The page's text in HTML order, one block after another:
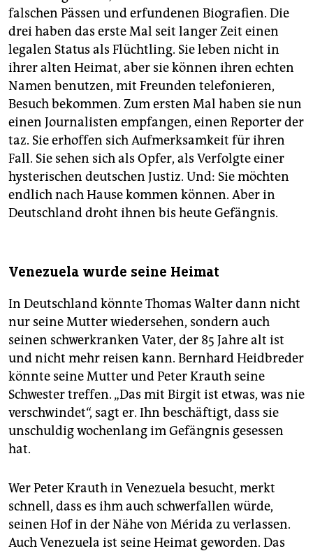
falschen Pässen und erfundenen Biografien. Die
drei haben das erste Mal seit langer Zeit einen
legalen Status als Flüchtling. Sie leben nicht in
ihrer alten Heimat, aber sie können ihren echten
Namen benutzen, mit Freunden telefonieren,
Besuch bekommen. Zum ersten Mal haben sie nun
einen Journalisten empfangen, einen Reporter der
taz. Sie erhoffen sich Aufmerksamkeit für ihren
Fall. Sie sehen sich als Opfer, als Verfolgte einer
hysterischen deutschen Justiz. Und: Sie möchten
endlich nach Hause kommen können. Aber in
Deutschland droht ihnen bis heute Gefängnis.
Venezuela wurde seine Heimat
In Deutschland könnte Thomas Walter dann nicht
nur seine Mutter wiedersehen, sondern auch
seinen schwerkranken Vater, der 85 Jahre alt ist
und nicht mehr reisen kann. Bernhard Heidbreder
könnte seine Mutter und Peter Krauth seine
Schwester treffen. „Das mit Birgit ist etwas, was nie
verschwindet“, sagt er. Ihn beschäftigt, dass sie
unschuldig wochenlang im Gefängnis gesessen
hat.
Wer Peter Krauth in Venezuela besucht, merkt
schnell, dass es ihm auch schwerfallen würde,
seinen Hof in der Nähe von Mérida zu verlassen.
Auch Venezuela ist seine Heimat geworden. Das